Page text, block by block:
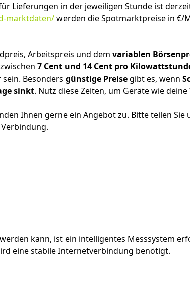
Lieferungen in der jeweiligen Stunde ist
marktdaten/werden die Spotmarktpreise in €/
Arbeitspreis und dem variablen
7 Cent und 14 Cent pro
Besonders günstige Preisegibt es, wenn
sinkt. Nutz diese Zeiten, um Geräte wie
Ihnen gerne ein Angebot zu. Bitte teilen
kann, ist ein intelligentes Messsystem
eine stabile Internetverbindung benötigt.